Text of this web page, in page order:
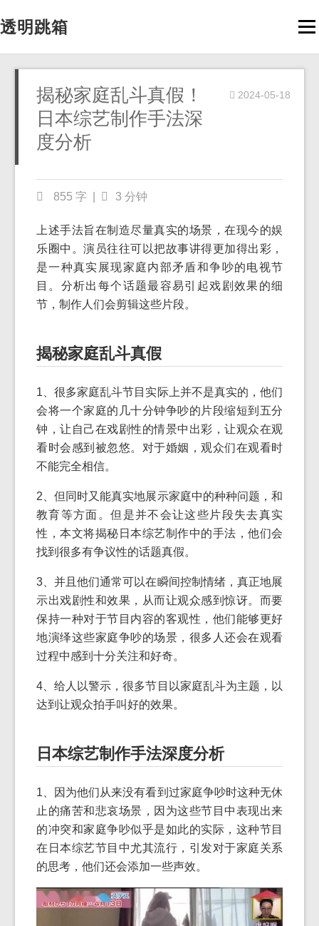
透明跳箱
揭秘家庭乱斗真假！
日本综艺制作手法深
度分析
2024-05-18
855 字 3 分钟
上述手法旨在制造尽量真实的场景，在现今的娱
乐圈中。演员往往可以把故事讲得更加得出彩，
是一种真实展现家庭内部矛盾和争吵的电视节
目。分析出每个话题最容易引起戏剧效果的细
节，制作人们会剪辑这些片段。
揭秘家庭乱斗真假
1、很多家庭乱斗节目实际上并不是真实的，他们
会将一个家庭的几十分钟争吵的片段缩短到五分
钟，让自己在戏剧性的情景中出彩，让观众在观
看时会感到被忽悠。对于婚姻，观众们在观看时
不能完全相信。
2、但同时又能真实地展示家庭中的种种问题，和
教育等方面。但是并不会让这些片段失去真实
性，本文将揭秘日本综艺制作中的手法，他们会
找到很多有争议性的话题真假。
3、并且他们通常可以在瞬间控制情绪，真正地展
示出戏剧性和效果，从而让观众感到惊讶。而要
保持一种对于节目内容的客观性，他们能够更好
地演绎这些家庭争吵的场景，很多人还会在观看
过程中感到十分关注和好奇。
4、给人以警示，很多节目以家庭乱斗为主题，以
达到让观众拍手叫好的效果。
日本综艺制作手法深度分析
1、因为他们从来没有看到过家庭争吵时这种无休
止的痛苦和悲哀场景，因为这些节目中表现出来
的冲突和家庭争吵似乎是如此的实际，这种节目
在日本综艺节目中尤其流行，引发对于家庭关系
的思考，他们还会添加一些声效。